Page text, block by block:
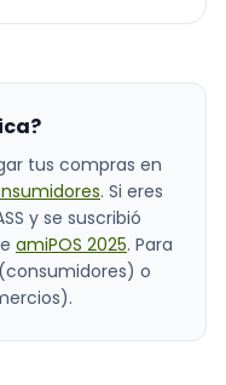
tus compras en
. Si eres
y se suscribió
amiPOS 2025. Para
(consumidores) o